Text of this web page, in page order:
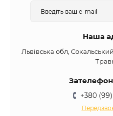
Наша
Львівська обл,
+380